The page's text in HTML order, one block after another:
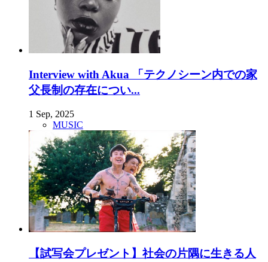
Interview with Akua 「テクノシーン内での家
父長制の存在につい...
1 Sep, 2025
MUSIC
【試写会プレゼント】社会の片隅に生きる人